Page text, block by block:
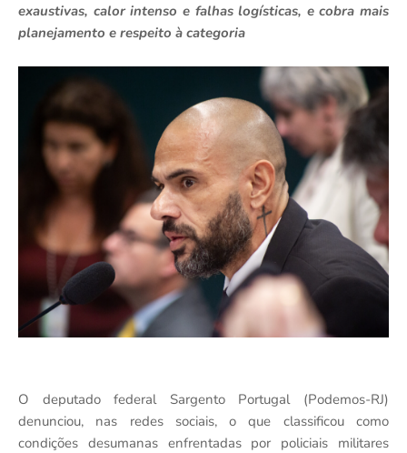
exaustivas, calor intenso e falhas logísticas, e cobra mais
planejamento e respeito à categoria
O deputado federal Sargento Portugal(Podemos-RJ)
denunciou, nas redes sociais, o que classificou como
condições desumanas enfrentadas por policiais militares